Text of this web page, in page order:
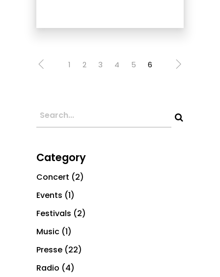
1 2 3 4 5 6
Category
Concert (2)
Events (1)
Festivals (2)
Music (1)
Presse (22)
Radio (4)